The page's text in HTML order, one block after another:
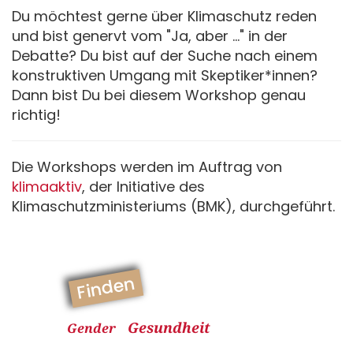
Du möchtest gerne über Klimaschutz reden
und bist genervt vom "Ja, aber ..." in der
Debatte? Du bist auf der Suche nach einem
konstruktiven Umgang mit Skeptiker*innen?
Dann bist Du bei diesem Workshop genau
richtig!
Die Workshops werden im Auftrag von
klimaaktiv, der Initiative des
Klimaschutzministeriums (BMK), durchgeführt.
Finden
Gender Gesundheit